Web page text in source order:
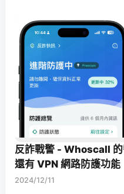
反詐戰警 - Whoscall 的
還有 VPN 網路防護功能
2024/12/11